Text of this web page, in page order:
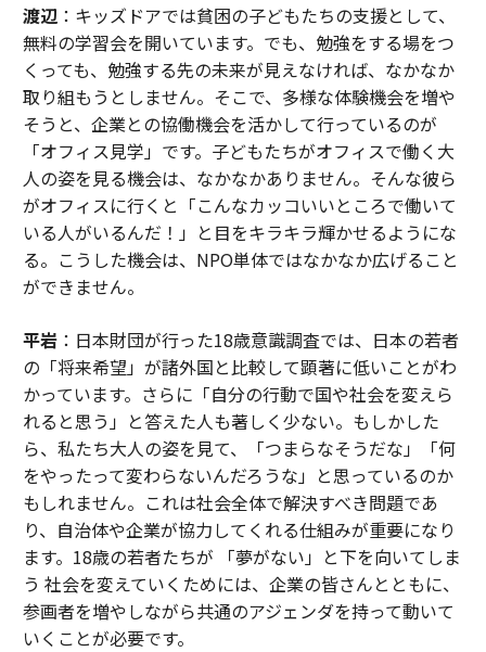
渡辺 ：キッズドアでは貧困の子どもたちの支援として、
無料の学習会を開いています。でも、勉強をする場をつ
くっても、勉強する先の未来が見えなければ、なかなか
取り組もうとしません。そこで、多様な体験機会を増や
そうと、企業との協働機会を活かして行っているのが
「オフィス見学」です。子どもたちがオフィスで働く大
人の姿を見る機会は、なかなかありません。そんな彼ら
がオフィスに行くと「こんなカッコいいところで働いて
いる人がいるんだ！」と目をキラキラ輝かせるようにな
る。こうした機会は、NPO単体ではなかなか広げること
ができません。
平岩：日本財団が行った18歳意識調査では、日本の若者
の「将来希望」が諸外国と比較して顕著に低いことがわ
かっています。さらに「自分の行動で国や社会を変えら
れると思う」と答えた人も著しく少ない。もしかした
ら、私たち大人の姿を見て、「つまらなそうだな」「何
をやったって変わらないんだろうな」と思っているのか
もしれません。これは社会全体で解決すべき問題であ
り、自治体や企業が協力してくれる仕組みが重要になり
ます。18歳の若者たちが 「夢がない」と下を向いてしま
う 社会を変えていくためには、企業の皆さんとともに、
参画者を増やしながら共通のアジェンダを持って動いて
いくことが必要です。